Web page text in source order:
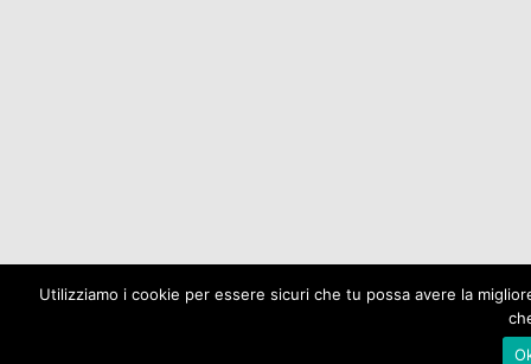
Utilizziamo i cookie per essere sicuri che tu possa avere la